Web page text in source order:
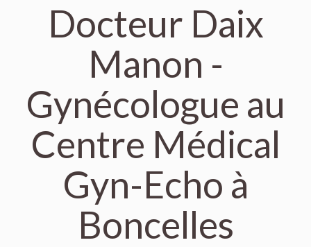
Docteur Daix
Manon -
Gynécologue au
Centre Médical
Gyn-Echo à
Boncelles